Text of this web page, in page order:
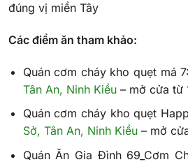
đúng vị miền Tây
Các điểm ăn tham khảo:
Quán cơm cháy kho quẹt má 7:
Tân An, Ninh Kiều– mở cửa từ
Quán cơm cháy kho quẹt
Sở, Tân An, Ninh Kiều– mở
Quán Ăn Gia Đình 69_Cơm